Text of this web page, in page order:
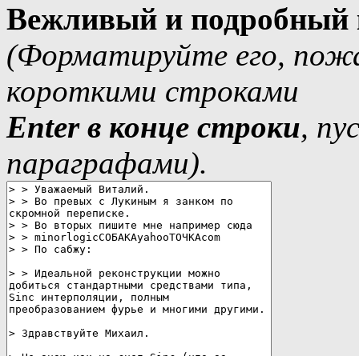
Вежливый и подробный
(Форматируйте его,
короткими строками
Еnter в конце строки,
параграфами).